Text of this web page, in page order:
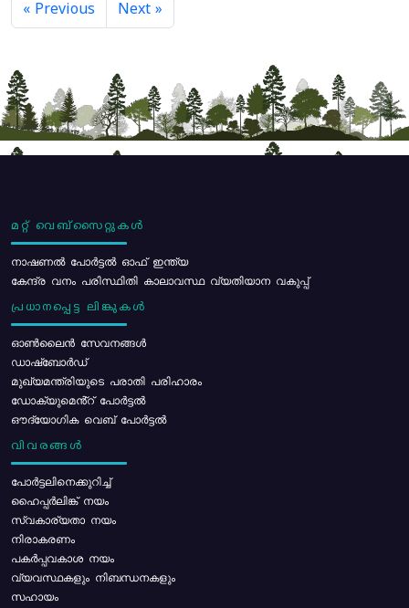
« Previous Next »
മറ്റ് വെബ്സൈറ്റുകൾ
നാഷണൽ പോർട്ടൽ ഓഫ് ഇന്ത്യ
കേന്ദ്ര വനം പരിസ്ഥിതി കാലാവസ്ഥ വ്യതിയാന വകുപ്പ്
പ്രധാനപ്പെട്ട ലിങ്കുകൾ
ഓൺലൈൻ സേവനങ്ങൾ
ഡാഷ്ബോർഡ്
മുഖ്യമന്ത്രിയുടെ പരാതി പരിഹാരം
ഡോക്യുമെൻ്റ് പോർട്ടൽ
ഔദ്യോഗിക വെബ് പോർട്ടൽ
വിവരങ്ങൾ
പോര്‍ട്ടലിനെക്കുറിച്ച്
ഹൈപ്പർലിങ്ക് നയം
സ്വകാര്യതാ നയം
നിരാകരണം
പകർപ്പവകാശ നയം
വ്യവസ്ഥകളും നിബന്ധനകളും
സഹായം